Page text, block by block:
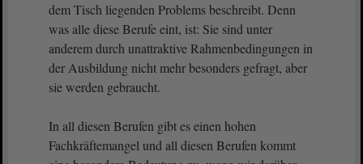
dem Tisch liegenden Problems beschreibt. Denn
was alle diese Berufe eint, ist: Sie sind unter
anderem durch unattraktive Rahmenbedingungen in
der Ausbildung nicht mehr besonders gefragt, aber
sie werden gebraucht.
In all diesen Berufen gibt es einen hohen
Fachkräftemangel und all diesen Berufen kommt